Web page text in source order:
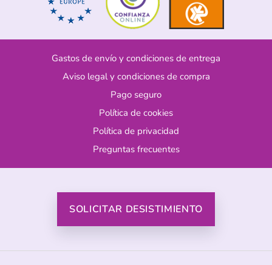
Gastos de envío y condiciones de entrega
Aviso legal y condiciones de compra
Pago seguro
Política de cookies
Política de privacidad
Preguntas frecuentes
SOLICITAR DESISTIMIENTO